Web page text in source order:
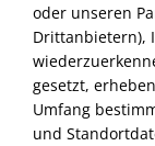
oder unseren
Drittanbietern),
gesetzt,
Umfang
und